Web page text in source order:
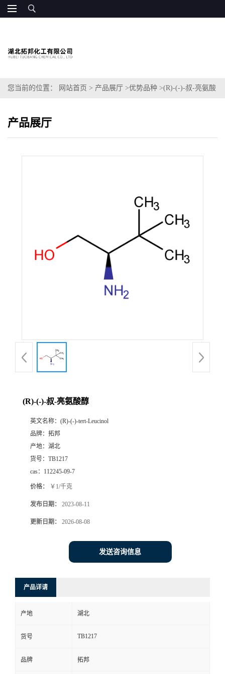
您当前的位置： 网站首页 > 产品展厅 >优势品种 >(R)-(-)-叔-亮氨酸
产品展厅
(R)-(-)-叔-亮氨酸醇
英文名称： (R)-(-)-tert-Leucinol
品牌： 拓邦
产地： 湖北
货号： TB1217
cas： 112245-09-7
价格： ￥1/千克
发布日期： 2023-08-11
更新日期： 2026-08-08
发送咨询信息
产品详请
产地 湖北
货号 TB1217
品牌 拓邦